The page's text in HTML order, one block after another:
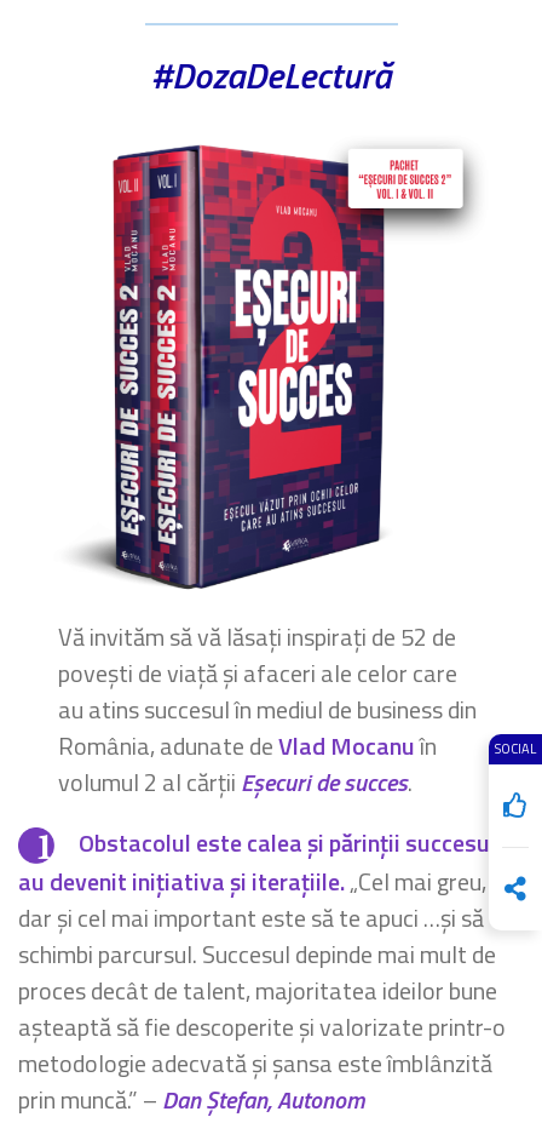
SOCIAL
#DozaDeLectură
Vă invităm să vă lăsați inspirați de 52 de
povești de viață și afaceri ale celor care
au atins succesul în mediul de business din
România, adunate deVlad Mocanuîn
volumul 2 al cărțiiEșecuri de succes.
Obstacolul este calea și părinții succesului
au devenit inițiativa și iterațiile.„Cel mai greu,
dar și cel mai important este să te apuci …și să
schimbi parcursul. Succesul depinde mai mult de
proces decât de talent, majoritatea ideilor bune
așteaptă să fie descoperite și valorizate printr-o
metodologie adecvată și șansa este îmblânzită
prin muncă.” –Dan Ștefan, Autonom